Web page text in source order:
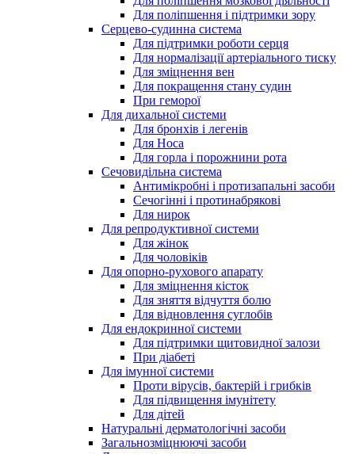
Для поліпшення і підтримки зору
Серцево-судинна система
Для підтримки роботи серця
Для нормалізації артеріального тиску
Для зміцнення вен
Для покращення стану судин
При геморої
Для дихальної системи
Для бронхів і легенів
Для Носа
Для горла і порожнини рота
Сечовидільна система
Антимікробні і протизапальні засоби
Сечогінні і протинабрякові
Для нирок
Для репродуктивної системи
Для жінок
Для чоловіків
Для опорно-рухового апарату
Для зміцнення кісток
Для зняття відчуття болю
Для відновлення суглобів
Для ендокринної системи
Для підтримки щитовидної залози
При діабеті
Для імунної системи
Проти вірусів, бактерій і грибків
Для підвищення імунітету
Для дітей
Натуральні дерматологічні засоби
Загальнозміцнюючі засоби